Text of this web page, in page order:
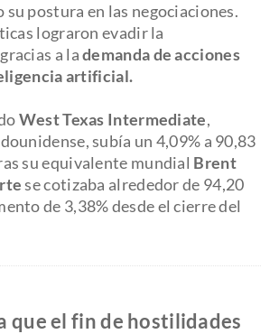
su postura en las negociaciones.
lograron evadir la
a lademanda de acciones
artificial.
West Texas Intermediate,
subía un 4,09% a 90,83
su equivalente mundial Brent
se cotizaba alrededor de 94,20
de 3,38% desde el cierre del
que el fin de hostilidades